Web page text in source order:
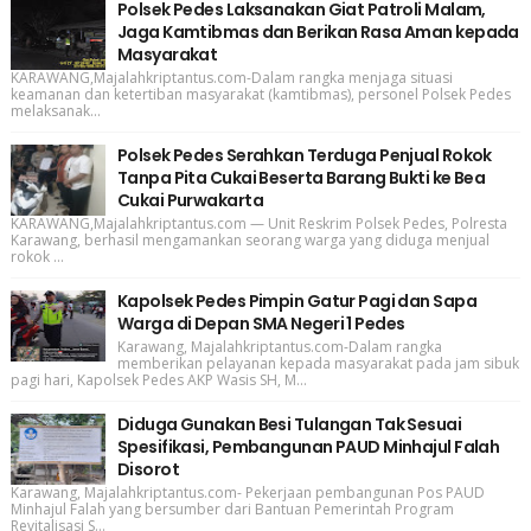
Polsek Pedes Laksanakan Giat Patroli Malam,
Jaga Kamtibmas dan Berikan Rasa Aman kepada
Masyarakat
KARAWANG,Majalahkriptantus.com-Dalam rangka menjaga situasi
keamanan dan ketertiban masyarakat (kamtibmas), personel Polsek Pedes
melaksanak...
Polsek Pedes Serahkan Terduga Penjual Rokok
Tanpa Pita Cukai Beserta Barang Bukti ke Bea
Cukai Purwakarta
KARAWANG,Majalahkriptantus.com — Unit Reskrim Polsek Pedes, Polresta
Karawang, berhasil mengamankan seorang warga yang diduga menjual
rokok ...
Kapolsek Pedes Pimpin Gatur Pagi dan Sapa
Warga di Depan SMA Negeri 1 Pedes
Karawang, Majalahkriptantus.com-Dalam rangka
memberikan pelayanan kepada masyarakat pada jam sibuk
pagi hari, Kapolsek Pedes AKP Wasis SH, M...
Diduga Gunakan Besi Tulangan Tak Sesuai
Spesifikasi, Pembangunan PAUD Minhajul Falah
Disorot
Karawang, Majalahkriptantus.com- Pekerjaan pembangunan Pos PAUD
Minhajul Falah yang bersumber dari Bantuan Pemerintah Program
Revitalisasi S...